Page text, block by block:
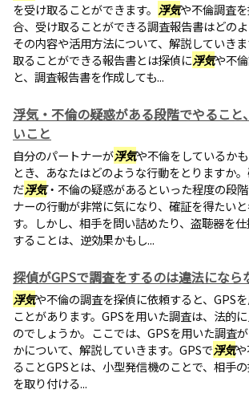
を受け取ることができます。 浮気や不倫調査
合、受け取ることができる調査報告書はどのよ
その内容や活用方法について、解説していき
取ることができる報告書とは探偵に浮気や不
と、調査報告書を作成しても...
浮気・不倫の疑惑がある段階でやること
いこと
自分のパートナーが浮気や不倫をしているか
とき、あなたはどのような行動をとりますか
だ浮気・不倫の疑惑があるといった程度の段
ナーの行動が非常に気になり、確証を得たい
す。しかし、相手を問い詰めたり、盗聴器を
することは、逆効果かもし...
探偵がGPSで調査をするのは違法になら
浮気や不倫の調査を探偵に依頼すると、GPS
ことがあります。GPSを用いた調査は、法的
のでしょうか。ここでは、GPSを用いた調査
かについて、解説していきます。GPSで浮気
ることGPSとは、小型発信機のことで、相手
を取り付ける...